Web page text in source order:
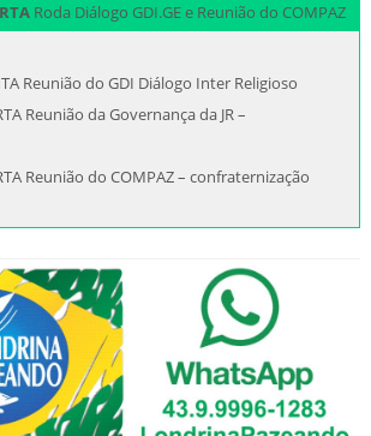
Roda Diálogo GDI.GE e Reunião do COMPAZ
Reunião do GDI Diálogo Inter Religioso
Reunião da Governança da JR –
Reunião do COMPAZ – confraternização